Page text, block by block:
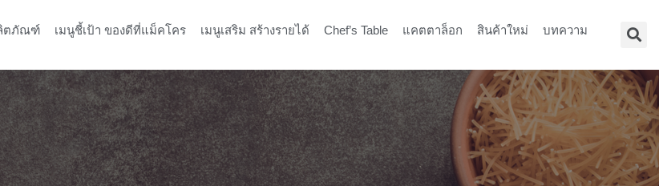
ตภัณฑ์ เมนูชี้เป้า ของดีที่แม็คโคร เมนูเสริม สร้างรายได้ Chef’s Table แคตตาล็อก สินค้าใหม่ บทความ